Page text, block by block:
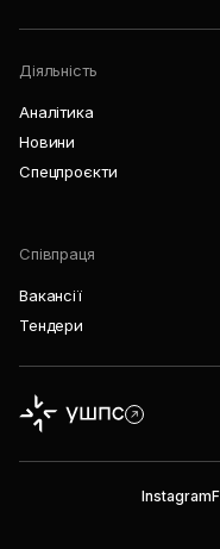
Діяльність
Аналітика
Новини
Спецпроєкти
Співпраця
Вакансії
Тендери
Instagram